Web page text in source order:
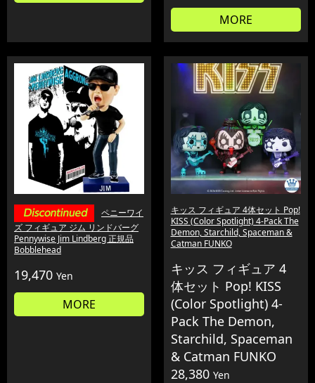
MORE
ペニーワイ
ズ フィギュア ジム リンドバーグ
Pennywise Jim Lindberg 正規品
Bobblehead
19,470 Yen
MORE
キッス フィギュア 4体セット Pop!
KISS (Color Spotlight) 4-Pack The
Demon, Starchild, Spaceman &
Catman FUNKO
キッス フィギュア 4
体セット Pop! KISS
(Color Spotlight) 4-
Pack The Demon,
Starchild, Spaceman
& Catman FUNKO
28,380 Yen